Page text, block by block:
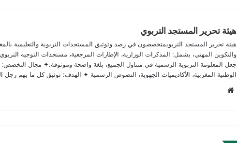
هيئة تحرير المستجد التربوي
هيئة تحرير المستجد التربويمتخصصون في رصد وتوثيق المستجدات التربوية والتعليمية
والتكوين المهني، يشمل: المذكرات الوزارية، الإطارات المرجعية، مستجدات التوجيه
جعل المعلومة التربوية الرسمية في متناول الجميع، بلغة واضحة وموثوقة.✦ مجال التخصص:
الوطنية المغربية، الأكاديميات الجهوية، النصوص الرسمية ✦ الهدف: توثيق كل ما يهم